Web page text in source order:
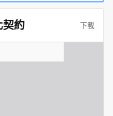
契約 下載